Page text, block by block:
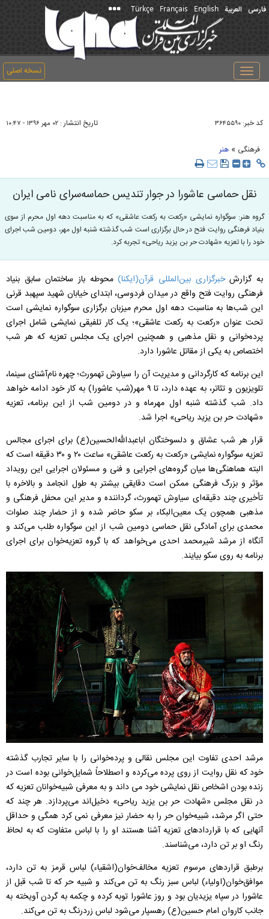
فارسی العربیة English
Français
Türkçe
نسخه اصلی
Toggle
navigation
کد خبر: ۳۶۴۵۵۹۰ تاریخ انتشار : ۰۲ مهر ۱۳۹۶ - ۱۰:۴۷
فرهنگی » هنر
نقل حماسی عاشورا در جوار تندیس حماسه‌سرای نامی ایران
گروه هنر: سوگواره نمایشی «رکعت به رکعت عاشقی» که به مناسبت دهه اول محرم از سوی
بنیاد فرهنگی روایت فتح در حال برگزاری است شب گذشته شنبه اول مهر، دومین شب اجرای
خود را با تعزیه «شهادت حر بن یزید ریاحی» تجربه کرد.
به گزارشخبرگزاری بین‌المللی قرآن(ایکنا)محوطه باز ساختمان سابق بنیاد
فرهنگی روایت فتح واقع در میدان فردوسی، ابتدای خیابان شهید سپهبد قرنی
این شب‌ها به مناسبت دهه اول محرم میزبان برگزاری سوگواره نمایشی است
تحت عنوان «رکعت به رکعت عاشقی»؛ یک کار تلفیقی نمایشی شامل اجرای
پرده‌خوانی و نقل مذهبی و همچنین اجرای یک مجلس تعزیه که هر شب
اختصاص به یکی از مقاتل عاشورا دارد.
این برنامه که کارگردانی و مدیریت آن را سیاوش تهمورث؛ چهره نام‌آشنای سینما،
تلویزیون و تئاتر، به عهده دارد، تا ۹ مهر(شب عاشورا) به کار خود ادامه خواهد
داد. شب گذشته شنبه اول مهرماه و در دومین شب از این برنامه، تعزیه
«شهادت حر بن یزید ریاحی» اجرا شد.
قرار هر شب عشاق و دلسوختگان اباعبدالله‌الحسین(ع) برای اجرای مجالس
تعزیه سوگواره نمایشی «رکعت به رکعت عاشقی» ساعت ۲۰ و ۳۰ دقیقه است که
البته هماهنگی‌ها میان گروه‌های اجرایی و فنی و مسئولان اجرایی این رویداد
مؤثر و بزرگ فرهنگی ممکن است دقایقی بیشتر به طول انجامد و بالاخره با
تأخیری چند دقیقه‌ای سیاوش تهمورث، گرداننده و مدیر این محفل فرهنگی و
مذهبی همچون یک معین‌البکاء بر سکو حاضر شده و از حضار چند صلوات
محمدی برای آمادگی نقل حماسی دومین شب از این سوگواره طلب می‌کند و
آنگاه از مرشد شیرمحمد احدی می‌خواهد که با گروه تعزیه‌خوان برای اجرای
برنامه به روی سکو بیایند.
مرشد احدی تفاوت این مجلس نقالی و پرده‌خوانی را با سایر تجارب گذشته
خود که نقل روایت از روی پرده می‌کرده و اصطلاحاً شمایل‌خوانی بوده است در
زنده بودن اشخاص نقل نمایشی خود می داند و به معرفی شبیه‌خوانان تعزیه که
در نقل مجلس «شهادت حر بن یزید ریاحی» دخیل‌اند می‌پردازد. هر چند که
حتی اگر مرشد، شبیه‌خوان حر را به حضار نیز معرفی نمی کرد همگی و حداقل
آنهایی که با قراردادهای تعزیه آشنا هستند او را با لباس متفاوت که به لحاظ
رنگ او بر تن دارد، می‌شناسند.
برطبق قراردهای مرسوم تعزیه مخالف‌خوان(اشقیاء) لباس قرمز به تن دارد،
موافق‌خوان(اولیاء) لباس سبز رنگ به تن می‌کند و شبیه حر که تا شب قبل از
عاشورا در سپاه یزیدیان بود و روز عاشورا توبه کرده و چکمه به گردن آویخته به
جانب کاروان امام حسین(ع) رهسپار می‌شود لباس زردرنگ به تن می‌کند.